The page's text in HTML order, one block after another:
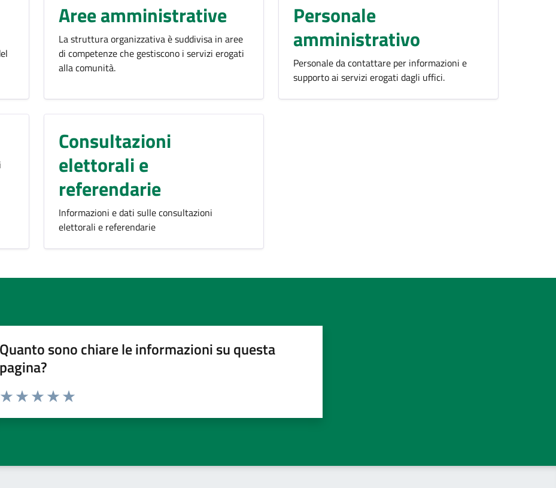
Aree amministrative
La struttura organizzativa è suddivisa in aree
di competenze che gestiscono i servizi erogati
alla comunità.
Personale
amministrativo
Personale da contattare per informazioni e
supporto ai servizi erogati dagli uffici.
Consultazioni
elettorali e
referendarie
Informazioni e dati sulle consultazioni
elettorali e referendarie
Quanto sono chiare le informazioni su questa
pagina?
Valuta da 1 a 5 stelle la pagina